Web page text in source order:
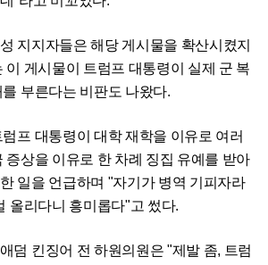
지지자들은 해당 게시물을 확산시켰지
이 게시물이 트럼프 대통령이 실제 군 복
부른다는 비판도 나왔다.
프 대통령이 대학 재학을 이유로 여러
증상을 이유로 한 차례 징집 유예를 받아
일을 언급하며 "자기가 병역 기피자라
올리다니 흥미롭다"고 썼다.
덤 킨징어 전 하원의원은 "제발 좀, 트럼